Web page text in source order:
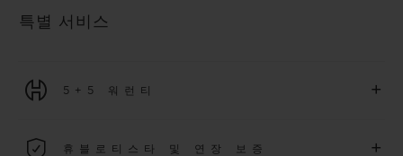
특별 서비스
5+5 워런티 +
용됩니다.휴블로티스타 및 연장 보증 +